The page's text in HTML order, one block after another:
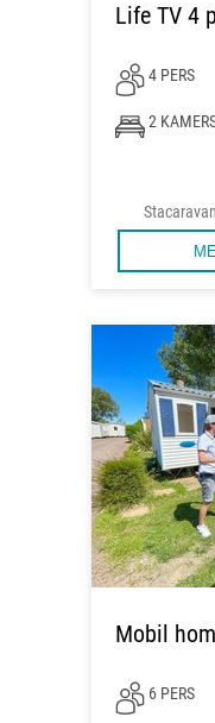
Life TV 4
4 PERS
2
Mobil
6 PERS